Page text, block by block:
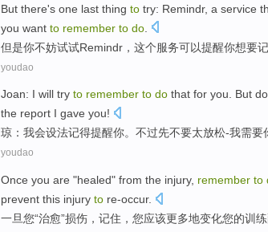
But there's one last thing to try: Remindr, a service
you want to remember to do
但是你不妨试试Remindr ，这个服务可以提醒你想要
youdao
Joan: I will try to remember to do that for you. But
the report I gave you!
琼 ： 我会设法记得提醒你。 不过先不要太放松-我需要
youdao
Once you are "healed" from the injury, remember to
prevent this injury to re-occur.
一旦您“治愈”损伤 ， 记住 ， 您应该更多地变化您的训练